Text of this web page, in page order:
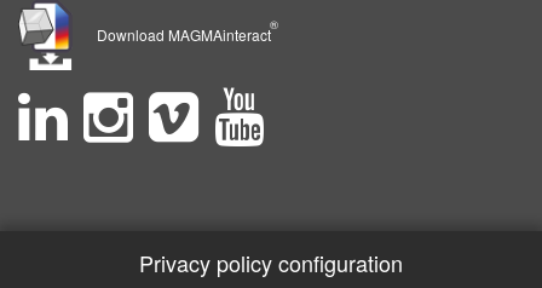
Download MAGMAinteract
®
Privacy policy configuration